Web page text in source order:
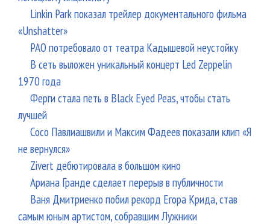
Linkin Park показал трейлер документального фильма
«Unshatter»
РАО потребовало от театра Кадышевой неустойку
В сеть выложен уникальный концерт Led Zeppelin
1970 года
Ферги стала петь в Black Eyed Peas, чтобы стать
лучшей
Сосо Павлиашвили и Максим Фадеев показали клип «Я
не вернулся»
Zivert дебютировала в большом кино
Ариана Гранде сделает перерыв в публичности
Ваня Дмитриенко побил рекорд Егора Крида, став
самым юным артистом, собравшим Лужники